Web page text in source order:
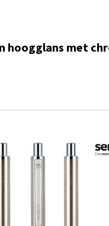
hoogglans met